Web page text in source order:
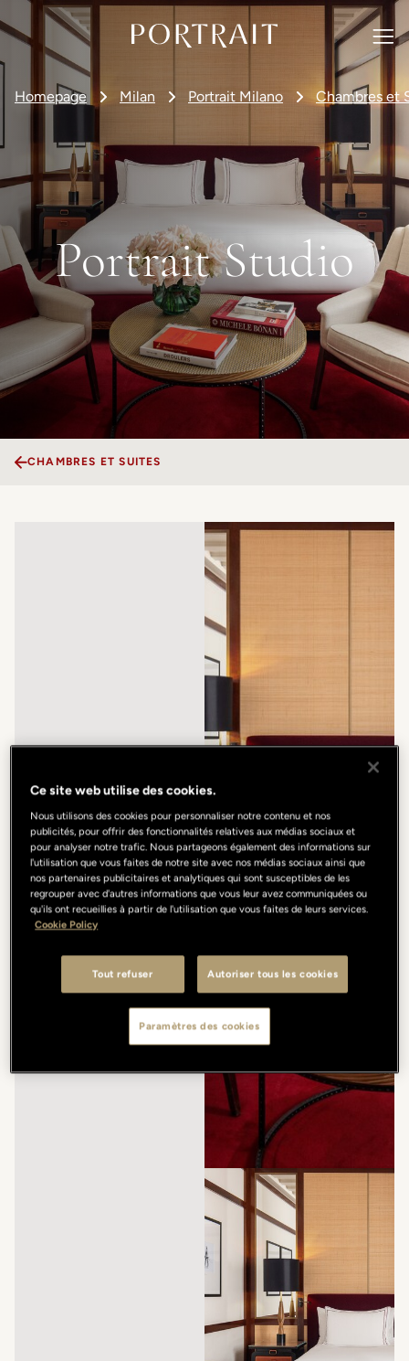
Homepage Milan Portrait Milano Chambres et
Portrait Studio
CHAMBRES ET SUITES
Ce site web utilise des cookies.
Nous utilisons des cookies pour personnaliser notre contenu et nos
publicités, pour offrir des fonctionnalités relatives aux médias sociaux et
pour analyser notre trafic. Nous partageons également des informations sur
l'utilisation que vous faites de notre site avec nos médias sociaux ainsi que
nos partenaires publicitaires et analytiques qui sont susceptibles de les
regrouper avec d'autres informations que vous leur avez communiquées ou
qu'ils ont recueillies à partir de l'utilisation que vous faites de leurs services.
Cookie Policy
Tout refuser Autoriser tous les cookies
Paramètres des cookies